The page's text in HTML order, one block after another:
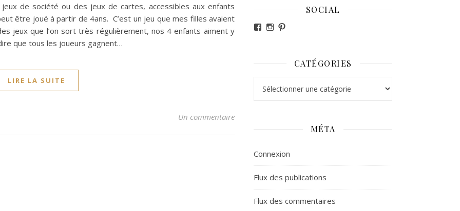
de société ou des jeux de cartes, accessibles aux enfants
être joué à partir de 4ans. C’est un jeu que mes filles avaient
jeux que l’on sort très régulièrement, nos 4 enfants aiment y
que tous les joueurs gagnent…
LIRE LA SUITE
Un commentaire
SOCIAL
Voir le profil de revesdefripouilles sur Facebook
Voir le profil de claire_revesdefripouilles sur
CATÉGORIES
MÉTA
Connexion
Flux des publications
Flux des commentaires